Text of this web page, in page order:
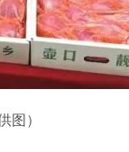
图）